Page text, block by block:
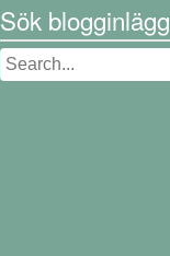
Sök blogginlägg